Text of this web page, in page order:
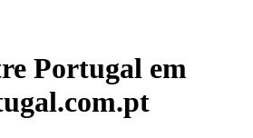
Portugal em